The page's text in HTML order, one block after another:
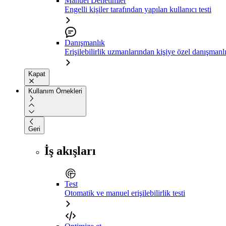
Engelli kişiler tarafından yapılan kullanıcı testi
Danışmanlık
Erişilebilirlik uzmanlarından kişiye özel
Kapat
Kullanım Örnekleri
Geri
İş akışları
Test
Otomatik ve manuel erişilebilirlik testi